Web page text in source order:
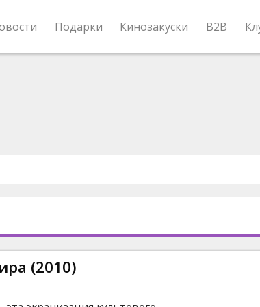
Подарки Кинозакуски B2B
(2010)